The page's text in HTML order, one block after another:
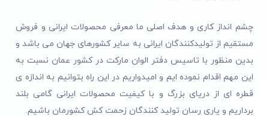
چشم انداز کاری و هدف اصلی ما معرفی محصولات ایرانی و فروش
مستقیم از تولیدکنندگان ایرانی به سایر کشورهای جهان می باشد و
بدین منظور با تاسیس دفتر الوان مارکت در کشور عمان نسبت به
این مهم اقدام نموده ایم و امیدواریم در این راه بتوانیم به اندازه ی
قطره ای از دریای بزرگ و با کیفیت محصولات ایرانی گامی بلند
برداریم و یاری رسان تولید کنندگان زحمت کش کشورمان باشیم.